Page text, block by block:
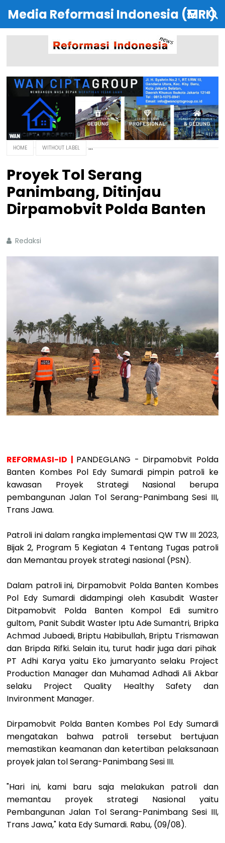
Media Reformasi Indonesia (MRI)
HOME WITHOUT LABEL
Proyek Tol Serang
Panimbang, Ditinjau
Dirpamobvit Polda Banten
Redaksi
REFORMASI-ID | PANDEGLANG - Dirpamobvit Polda
Banten Kombes Pol Edy Sumardi pimpin patroli ke
kawasan Proyek Strategi Nasional berupa
pembangunan Jalan Tol Serang-Panimbang Sesi III,
Trans Jawa.
Patroli ini dalam rangka implementasi QW TW III 2023,
Bijak 2, Program 5 Kegiatan 4 Tentang Tugas patroli
dan Memantau proyek strategi nasional (PSN).
Dalam patroli ini, Dirpamobvit Polda Banten Kombes
Pol Edy Sumardi didampingi oleh Kasubdit Waster
Ditpamobvit Polda Banten Kompol Edi sumitro
gultom, Panit Subdit Waster Iptu Ade Sumantri, Bripka
Achmad Jubaedi, Briptu Habibullah, Briptu Trismawan
dan Bripda Rifki. Selain itu, turut hadir juga dari pihak
PT Adhi Karya yaitu Eko jumaryanto selaku Project
Production Manager dan Muhamad Adhadi Ali Akbar
selaku Project Quality Healthy Safety dan
Invironment Manager.
Dirpamobvit Polda Banten Kombes Pol Edy Sumardi
mengatakan bahwa patroli tersebut bertujuan
memastikan keamanan dan ketertiban pelaksanaan
proyek jalan tol Serang-Panimbang Sesi III.
"Hari ini, kami baru saja melakukan patroli dan
memantau proyek strategi Nasional yaitu
Pembangunan Jalan Tol Serang-Panimbang Sesi III,
Trans Jawa," kata Edy Sumardi. Rabu, (09/08).